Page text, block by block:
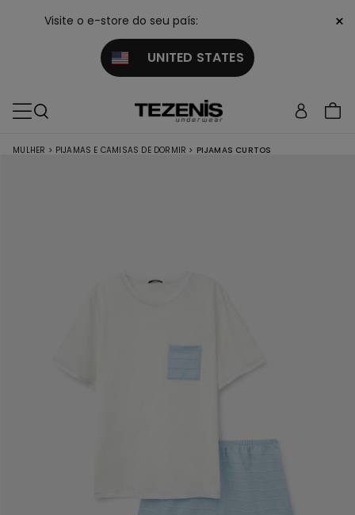
Visite o e-store do seu país:
UNITED STATES
×
MULHER > PIJAMAS E CAMISAS DE DORMIR > PIJAMAS CURTOS